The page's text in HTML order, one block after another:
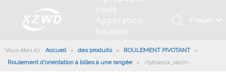
Roulement pivotant
nous
Profil de la société
Application
Machines d'ingénierie
Soutien
Installation de roulement
Nouvelles
Anneaux de pivotement
Contactez
nous
Français
românesc
Türk dili
Vous êtes ici: Accueil » des produits » ROULEMENT PIVOTANT
»
Roulement d'orientation à billes à une rangée
» ~!phoenix_var0!~